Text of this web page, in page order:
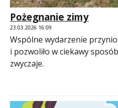
Pożegnanie zimy
23.03.2026 16:09
Wspólne wydarzenie
i pozwoliło w ciekawy
zwyczaje.